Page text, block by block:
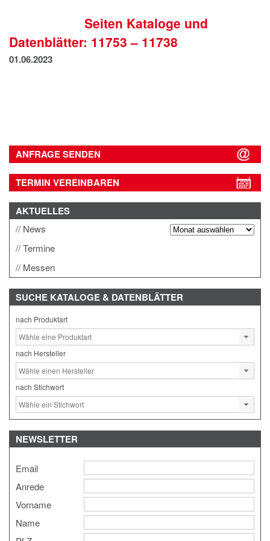
DATENSCHUTZSeiten Kataloge und
Datenblätter: 11753 – 11738
01.06.2023
ANFRAGE SENDEN
TERMIN VEREINBAREN
AKTUELLES
News
Termine
Messen
SUCHE KATALOGE & DATENBLÄTTER
nach Produktart
nach Hersteller
nach Stichwort
NEWSLETTER
Email
Anrede
Vorname
Name